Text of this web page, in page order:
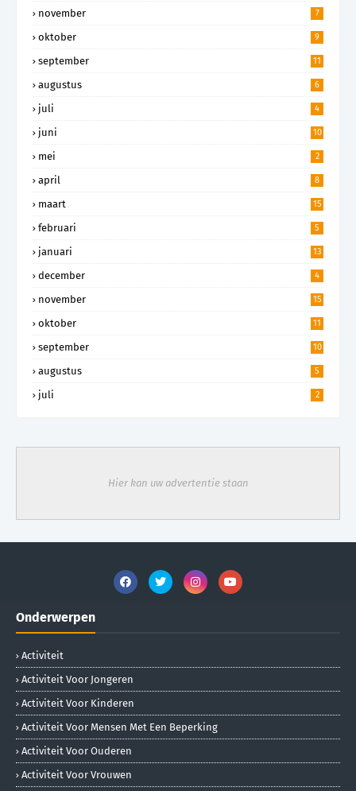
november 7
oktober 9
september 11
augustus 6
juli 4
juni 10
mei 2
april 8
maart 15
februari 5
januari 13
december 4
november 15
oktober 11
september 10
augustus 5
juli 2
Hier kan uw advertentie staan
Onderwerpen
Activiteit
Activiteit Voor Jongeren
Activiteit Voor Kinderen
Activiteit Voor Mensen Met Een Beperking
Activiteit Voor Ouderen
Activiteit Voor Vrouwen